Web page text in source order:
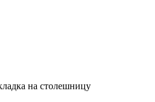
на столешницу